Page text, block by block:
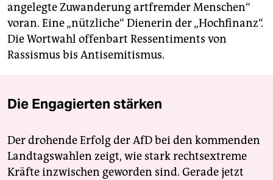
angelegte Zuwanderung artfremder Menschen“
voran. Eine „nützliche“ Dienerin der „Hochfinanz“.
Die Wortwahl offenbart Ressentiments von
Rassismus bis Antisemitismus.
Die Engagierten stärken
Der drohende Erfolg der AfD bei den kommenden
Landtagswahlen zeigt, wie stark rechtsextreme
Kräfte inzwischen geworden sind. Gerade jetzt